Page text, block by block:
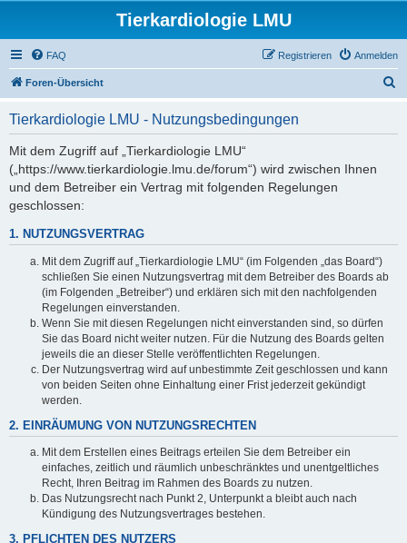
Tierkardiologie LMU
FAQ Anmelden
Registrieren
Foren-Übersicht
Tierkardiologie LMU - Nutzungsbedingungen
Mit dem Zugriff auf „Tierkardiologie LMU“
(„https://www.tierkardiologie.lmu.de/forum“) wird zwischen Ihnen
und dem Betreiber ein Vertrag mit folgenden Regelungen
geschlossen:
1. NUTZUNGSVERTRAG
Mit dem Zugriff auf „Tierkardiologie LMU“ (im Folgenden „das Board“)
schließen Sie einen Nutzungsvertrag mit dem Betreiber des Boards ab
(im Folgenden „Betreiber“) und erklären sich mit den nachfolgenden
Regelungen einverstanden.
Wenn Sie mit diesen Regelungen nicht einverstanden sind, so dürfen
Sie das Board nicht weiter nutzen. Für die Nutzung des Boards gelten
jeweils die an dieser Stelle veröffentlichten Regelungen.
Der Nutzungsvertrag wird auf unbestimmte Zeit geschlossen und kann
von beiden Seiten ohne Einhaltung einer Frist jederzeit gekündigt
werden.
2. EINRÄUMUNG VON NUTZUNGSRECHTEN
Mit dem Erstellen eines Beitrags erteilen Sie dem Betreiber ein
einfaches, zeitlich und räumlich unbeschränktes und unentgeltliches
Recht, Ihren Beitrag im Rahmen des Boards zu nutzen.
Das Nutzungsrecht nach Punkt 2, Unterpunkt a bleibt auch nach
Kündigung des Nutzungsvertrages bestehen.
3. PFLICHTEN DES NUTZERS